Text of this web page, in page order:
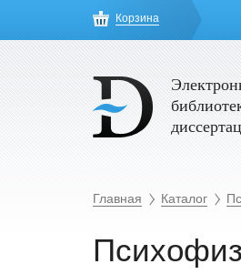
Корзина
Главная Каталог